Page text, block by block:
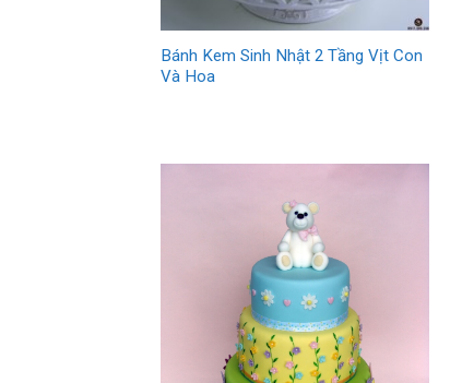
Bánh Kem Sinh Nhật 2 Tầng Vịt Con
Và Hoa